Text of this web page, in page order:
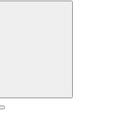
новинок популярных